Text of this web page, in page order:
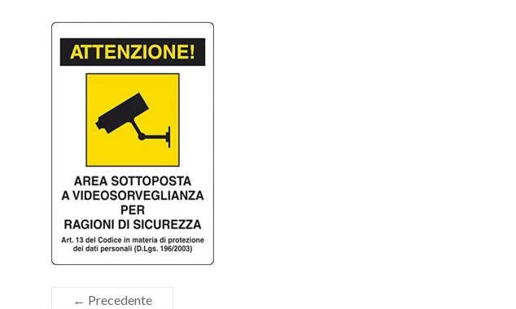
← Precedente